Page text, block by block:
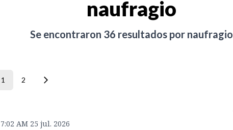
naufragio
Se encontraron 36 resultados por naufragio
1 2
7:02 AM 25 jul. 2026